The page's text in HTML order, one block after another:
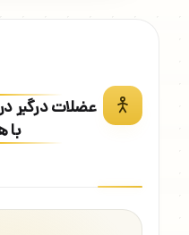
عضلات درگیر
با